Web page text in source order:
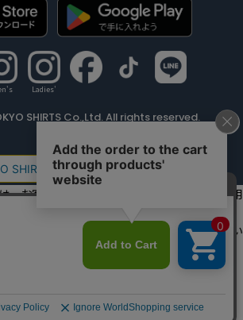
Ladies'
SHIRTS Co.,Ltd. All rights reserved.
、お客様の利便性向上のためにクッキーを利用
まご利用になる場合、クッキーの使用に同意い
。
る情報には、「お客様個人を特定できる情報」
ん。詳細は